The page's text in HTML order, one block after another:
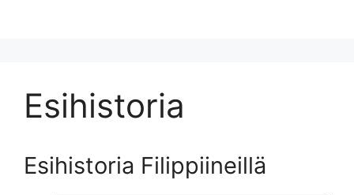
Esihistoria
Esihistoria Filippiineillä